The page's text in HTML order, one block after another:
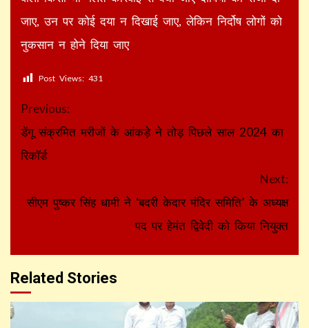
जाए, उन पर कोई दया न दिखाई जाए, लेकिन निर्दोष लोगों को
नुकसान न होने दिया जाए
Post Views: 431
Continue
Reading
Previous:
डेंगू संक्रमित मरीजों के आंकड़े ने तोड़ पिछले साल 2024 का
रिकॉर्ड
Next:
सीएम पुष्कर सिंह धामी ने ‘बदरी केदार मंदिर समिति’ के अध्यक्ष
पद पर हेमंत द्विवेदी को किया नियुक्त
Related Stories